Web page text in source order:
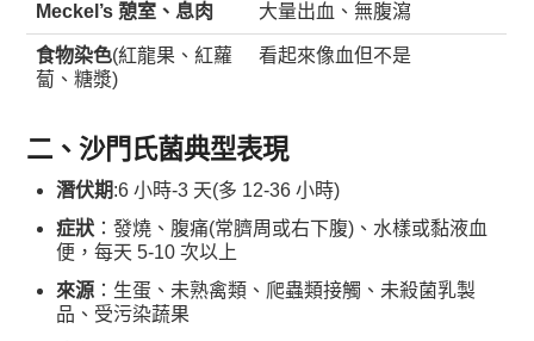
Meckel’s 憩室、息肉 大量出血、無腹瀉
食物染色(紅龍果、紅蘿
蔔、糖漿)
看起來像血但不是
二、沙門氏菌典型表現
潛伏期:6 小時-3 天(多 12-36 小時)
症狀 ：發燒、腹痛(常臍周或右下腹)、水樣或黏液血
便，每天 5-10 次以上
來源 ：生蛋、未熟禽類、爬蟲類接觸、未殺菌乳製
品、受污染蔬果